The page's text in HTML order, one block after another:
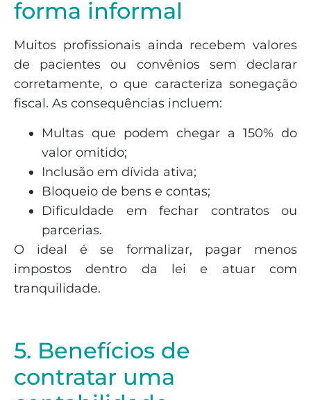
forma informal
Muitos profissionais ainda recebem valores
de pacientes ou convênios sem declarar
corretamente, o que caracteriza sonegação
fiscal. As consequências incluem:
Multas que podem chegar a 150% do
valor omitido;
Inclusão em dívida ativa;
Bloqueio de bens e contas;
Dificuldade em fechar contratos ou
parcerias.
O ideal é se formalizar, pagar menos
impostos dentro da lei e atuar com
tranquilidade.
5. Benefícios de
contratar uma